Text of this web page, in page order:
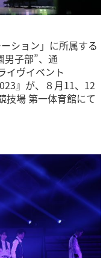
ション」に所属する
男子部”、通
イヴイベント
』が、８月11、12
技場 第一体育館にて